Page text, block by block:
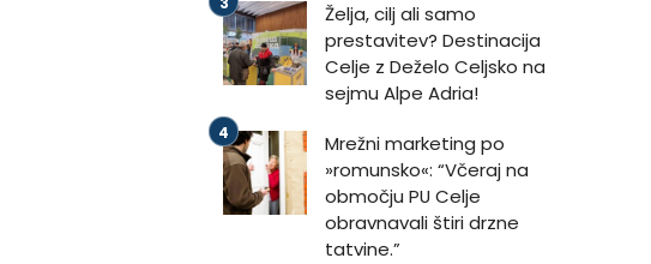
Želja, cilj ali samo
prestavitev? Destinacija
Celje z Deželo Celjsko na
sejmu Alpe Adria!
Mrežni marketing po
»romunsko«: “Včeraj na
območju PU Celje
obravnavali štiri drzne
tatvine.”